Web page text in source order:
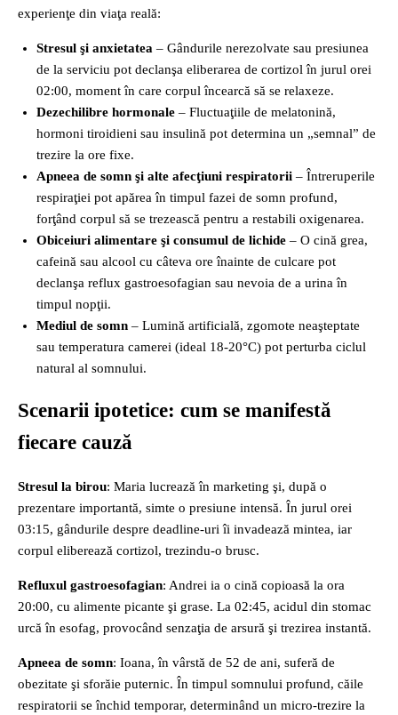
experienţe din viaţa reală:
Stresul şi anxietatea – Gândurile nerezolvate sau presiunea
de la serviciu pot declanşa eliberarea de cortizol în jurul orei
02:00, moment în care corpul încearcă să se relaxeze.
Dezechilibre hormonale – Fluctuaţiile de melatonină,
hormoni tiroidieni sau insulină pot determina un „semnal” de
trezire la ore fixe.
Apneea de somn şi alte afecţiuni respiratorii – Întreruperile
respiraţiei pot apărea în timpul fazei de somn profund,
forţând corpul să se trezească pentru a restabili oxigenarea.
Obiceiuri alimentare şi consumul de lichide – O cină grea,
cafeină sau alcool cu câteva ore înainte de culcare pot
declanşa reflux gastroesofagian sau nevoia de a urina în
timpul nopţii.
Mediul de somn – Lumină artificială, zgomote neaşteptate
sau temperatura camerei (ideal 18‑20°C) pot perturba ciclul
natural al somnului.
Scenarii ipotetice: cum se manifestă
fiecare cauză
Stresul la birou: Maria lucrează în marketing şi, după o
prezentare importantă, simte o presiune intensă. În jurul orei
03:15, gândurile despre deadline‑uri îi invadează mintea, iar
corpul eliberează cortizol, trezindu‑o brusc.
Refluxul gastroesofagian: Andrei ia o cină copioasă la ora
20:00, cu alimente picante şi grase. La 02:45, acidul din stomac
urcă în esofag, provocând senzaţia de arsură şi trezirea instantă.
Apneea de somn: Ioana, în vârstă de 52 de ani, suferă de
obezitate şi sforăie puternic. În timpul somnului profund, căile
respiratorii se închid temporar, determinând un micro‑trezire la